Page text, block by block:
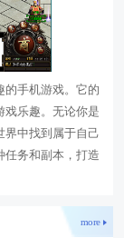
的手机游戏。它的
戏乐趣。无论你是
界中找到属于自己
任务和副本，打造
more